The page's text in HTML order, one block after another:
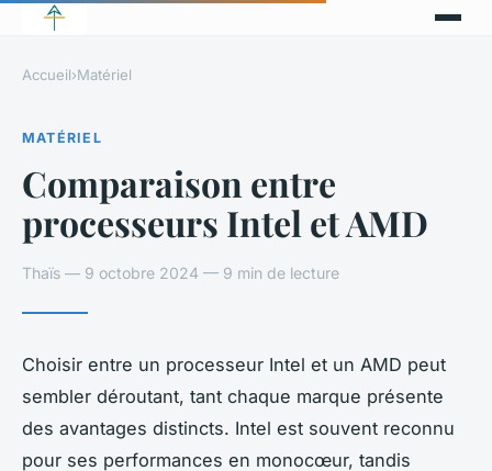
Accueil›Matériel
MATÉRIEL
Comparaison entre
processeurs Intel et AMD
Thaïs — 9 octobre 2024 — 9 min de lecture
Choisir entre un processeur Intel et un AMD peut
sembler déroutant, tant chaque marque présente
des avantages distincts. Intel est souvent reconnu
pour ses performances en monocœur, tandis